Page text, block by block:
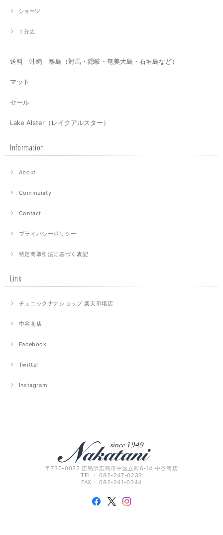
ショーツ
１分丈
送料 沖縄 離島（対馬・隠岐・奄美大島・石垣島など）
マット
セール
Lake Alster（レイクアルスター）
Information
About
Community
Contact
プライバシーポリシー
特定商取引法に基づく表記
Link
チュニックナナショップ 楽天市場店
中谷商店
Facebook
Twitter
Instagram
〒730-0032 広島県広島市中区立町6-14 中谷商店
TEL： 082-247-0233
FAX： 082-241-0344